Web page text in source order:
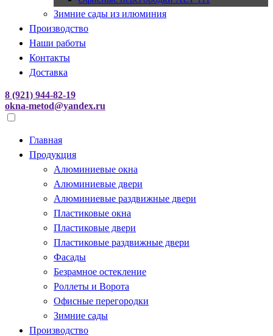
Зимние сады из илюминия
Производство
Наши работы
Контакты
Доставка
8 (921) 944-82-19
okna-metod@yandex.ru
Главная
Продукция
Алюминиевые окна
Алюминиевые двери
Алюминиевые раздвижные двери
Пластиковые окна
Пластиковые двери
Пластиковые раздвижные двери
Фасады
Безрамное остекление
Роллеты и Ворота
Офисные перегородки
Зимние сады
Производство